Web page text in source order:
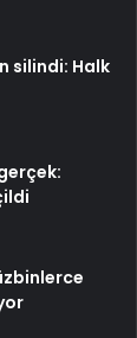
silindi: Halk